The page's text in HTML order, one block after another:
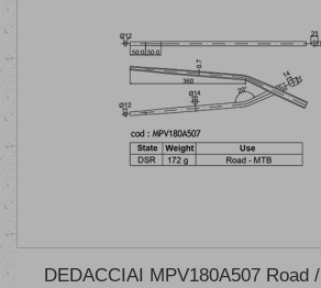
DEDACCIAI MPV180A507 Road